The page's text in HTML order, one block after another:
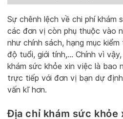
Sự chênh lệch về chi phí khám
các đơn vị còn phụ thuộc vào
như chính sách, hạng mục
độ tuổi, giới tính,… Chính vì
khám sức khỏe xin việc là bao
trực tiếp với đơn vị bạn dự
vấn kĩ hơn.
Địa chỉ khám sức